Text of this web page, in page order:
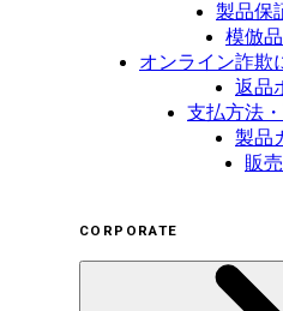
製品保
模倣
オンライン詐欺
返品
支払方法
製品
販
CORPORATE